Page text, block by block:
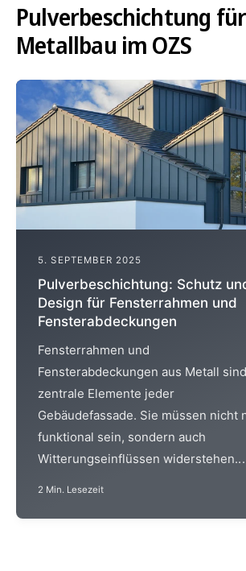
Pulverbeschichtung
Metallbau im OZS
5. SEPTEMBER 2025
Pulverbeschichtung: Schutz
Design für Fensterrahmen und
Fensterabdeckungen
Fensterrahmen und
Fensterabdeckungen aus Metall sind
zentrale Elemente jeder
Gebäudefassade. Sie müssen nicht
funktional sein, sondern auch
Witterungseinflüssen widerstehen...
2 Min. Lesezeit